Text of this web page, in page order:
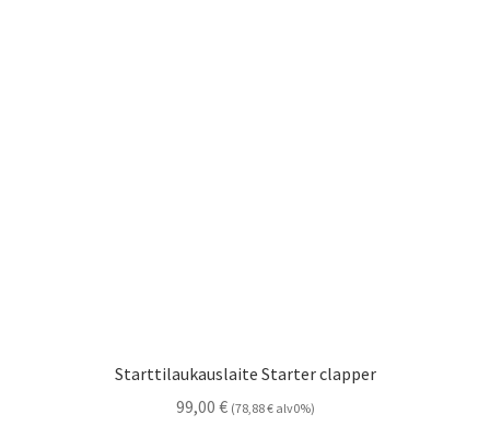
Starttilaukauslaite Starter clapper
99,00 € (78,88€alv0%)